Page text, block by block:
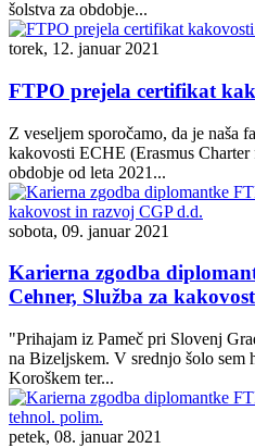
šolstva za obdobje...
torek, 12. januar 2021
FTPO prejela certifikat
Z veseljem sporočamo, da je naša
kakovosti ECHE (Erasmus
obdobje od leta 2021...
sobota, 09. januar 2021
Karierna zgodba
Cehner, Služba za
"Prihajam iz Pameč pri Slovenj
na Bizeljskem. V srednjo šolo sem
Koroškem ter...
petek, 08. januar 2021